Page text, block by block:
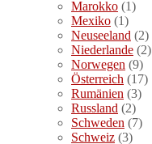
Marokko (1)
Mexiko (1)
Neuseeland (2)
Niederlande (2)
Norwegen (9)
Österreich (17)
Rumänien (3)
Russland (2)
Schweden (7)
Schweiz (3)